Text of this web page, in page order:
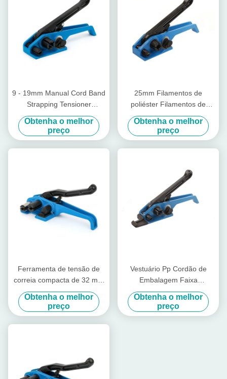
9 - 19mm Manual Cord Band
Strapping Tensioner
Ferramenta de Aplicação de
Aplicação de Aplicação de
Aplicação de Aplicação de
Aplicação de Aplicação de
Aplicação de Aplicação de
Aplicação
Obtenha o melhor
preço
25mm Filamentos de
poliéster Filamentos de
tensão Ratchet Filamentos
de tensão pesados
Obtenha o melhor
preço
Ferramenta de tensão de
correia compacta de 32 mm
e correia de ferramenta de
corte de 40 mm
Obtenha o melhor
preço
Vestuário Pp Cordão de
Embalagem Faixa
Tensionador Nariz de Pato
Commodity Manual de Fios
Tensionador
Obtenha o melhor
preço